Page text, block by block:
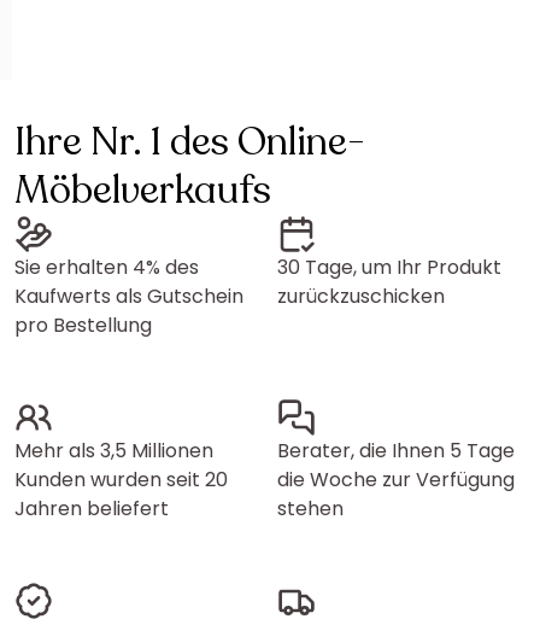
Ihre Nr. 1 des Online-
Möbelverkaufs
Sie erhalten 4% des
Kaufwerts als Gutschein
pro Bestellung
30 Tage, um Ihr Produkt
zurückzuschicken
Mehr als 3,5 Millionen
Kunden wurden seit 20
Jahren beliefert
Berater, die Ihnen 5 Tage
die Woche zur Verfügung
stehen